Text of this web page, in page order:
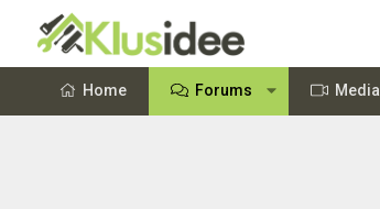
Home Forums Media